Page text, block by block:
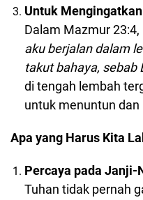
Untuk
Dalam Mazmur 23:4,
aku berjalan dalam
takut bahaya, sebab
di tengah lembah
untuk menuntun
Apa yang Harus Kita
Percaya pada Janji-
Tuhan tidak pernah